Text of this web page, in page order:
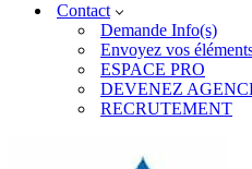
Contact
Demande Info(s)
Envoyez vos
ESPACE PRO
DEVENEZ
RECRUTEMENT